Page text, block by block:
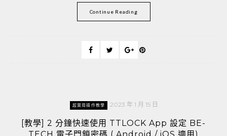
Continue Reading
超實用操作教學 2023 年 1 月 15 日
[教學] 2 分鐘快速使用 TTLOCK App 設定 BE-
TECH 電子門鎖密碼 ( Android / iOS 適用)